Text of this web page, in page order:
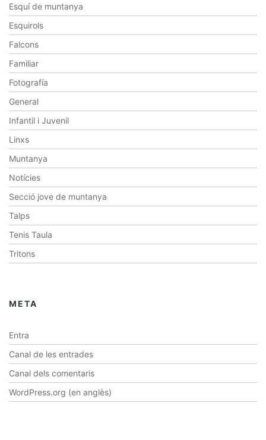
Esquí de muntanya
Esquirols
Falcons
Familiar
Fotografía
General
Infantil i Juvenil
Linxs
Muntanya
Notícies
Secció jove de muntanya
Talps
Tenis Taula
Tritons
META
Entra
Canal de les entrades
Canal dels comentaris
WordPress.org (en anglès)